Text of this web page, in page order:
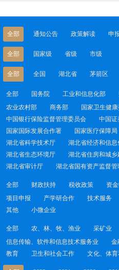
全部 通知公告 政策解读 申
全部 国家级 省级 市级
全部 全国 湖北省 茅箭区
全部 国务院 工业和信息化部
农业农村部
商务部 国家卫生健
中国银行保险监督管理委员会
中国证
国家国际发展合作署
国家医疗保障局
湖北省科学技术厅
湖北省经济和信息
湖北省生态环境厅
湖北省住房和城乡
湖北省审计厅
湖北省国有资产监督管
全部 财政扶持 税收政策 资
项目申报
产学研合作 技术服务
其他
小微企业
全部 农、林、牧、渔业 采矿业
信息传输、软件和信息技术服务业
金
教育
卫生和社会工作 文化、体